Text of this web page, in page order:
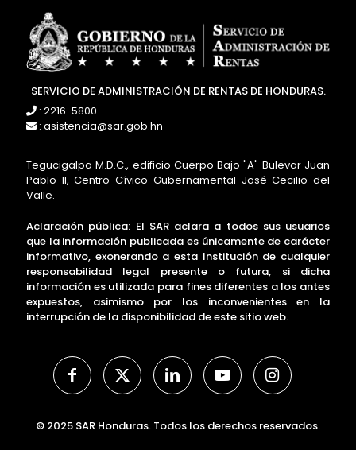
SERVICIO DE ADMINISTRACIÓN DE RENTAS DE HONDURAS.
: 2216-5800
: asistencia@sar.gob.hn
Tegucigalpa M.D.C., edificio Cuerpo Bajo "A" Bulevar Juan
Pablo II, Centro Cívico Gubernamental José Cecilio del
Valle.
Aclaración pública: El SAR aclara a todos sus usuarios
que la información publicada es únicamente de carácter
informativo, exonerando a esta Institución de cualquier
responsabilidad legal presente o futura, si dicha
información es utilizada para fines diferentes a los antes
expuestos, asimismo por los inconvenientes en la
interrupción de la disponibilidad de este sitio web.
© 2025 SAR Honduras. Todos los derechos reservados.